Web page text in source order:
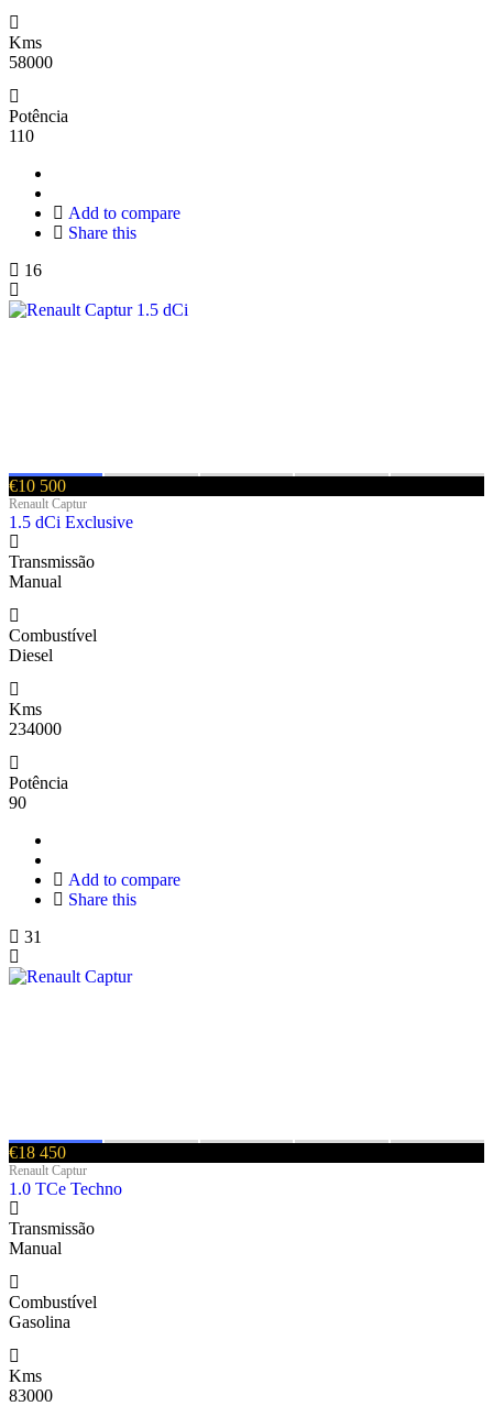
Kms
58000
Potência
110
Add to compare
Share this
16
€10 500
Renault Captur
1.5 dCi Exclusive
Transmissão
Manual
Combustível
Diesel
Kms
234000
Potência
90
Add to compare
Share this
31
€18 450
Renault Captur
1.0 TCe Techno
Transmissão
Manual
Combustível
Gasolina
Kms
83000